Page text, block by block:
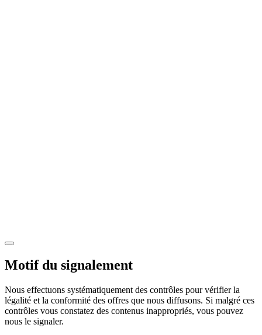
Motif du signalement
Nous effectuons systématiquement des contrôles pour vérifier la
légalité et la conformité des offres que nous diffusons. Si malgré ces
contrôles vous constatez des contenus inappropriés, vous pouvez
nous le signaler.